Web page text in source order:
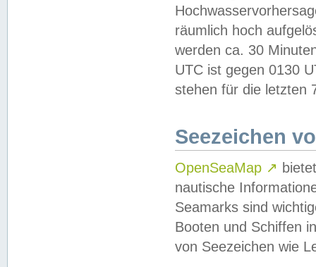
räumlich hoch
werden ca. 30
UTC ist gegen 0130
stehen für die letzten
Seezeichen
OpenSeaMap ↗
nautische
Seamarks sind
Booten und Schiffen
von Seezeichen wie